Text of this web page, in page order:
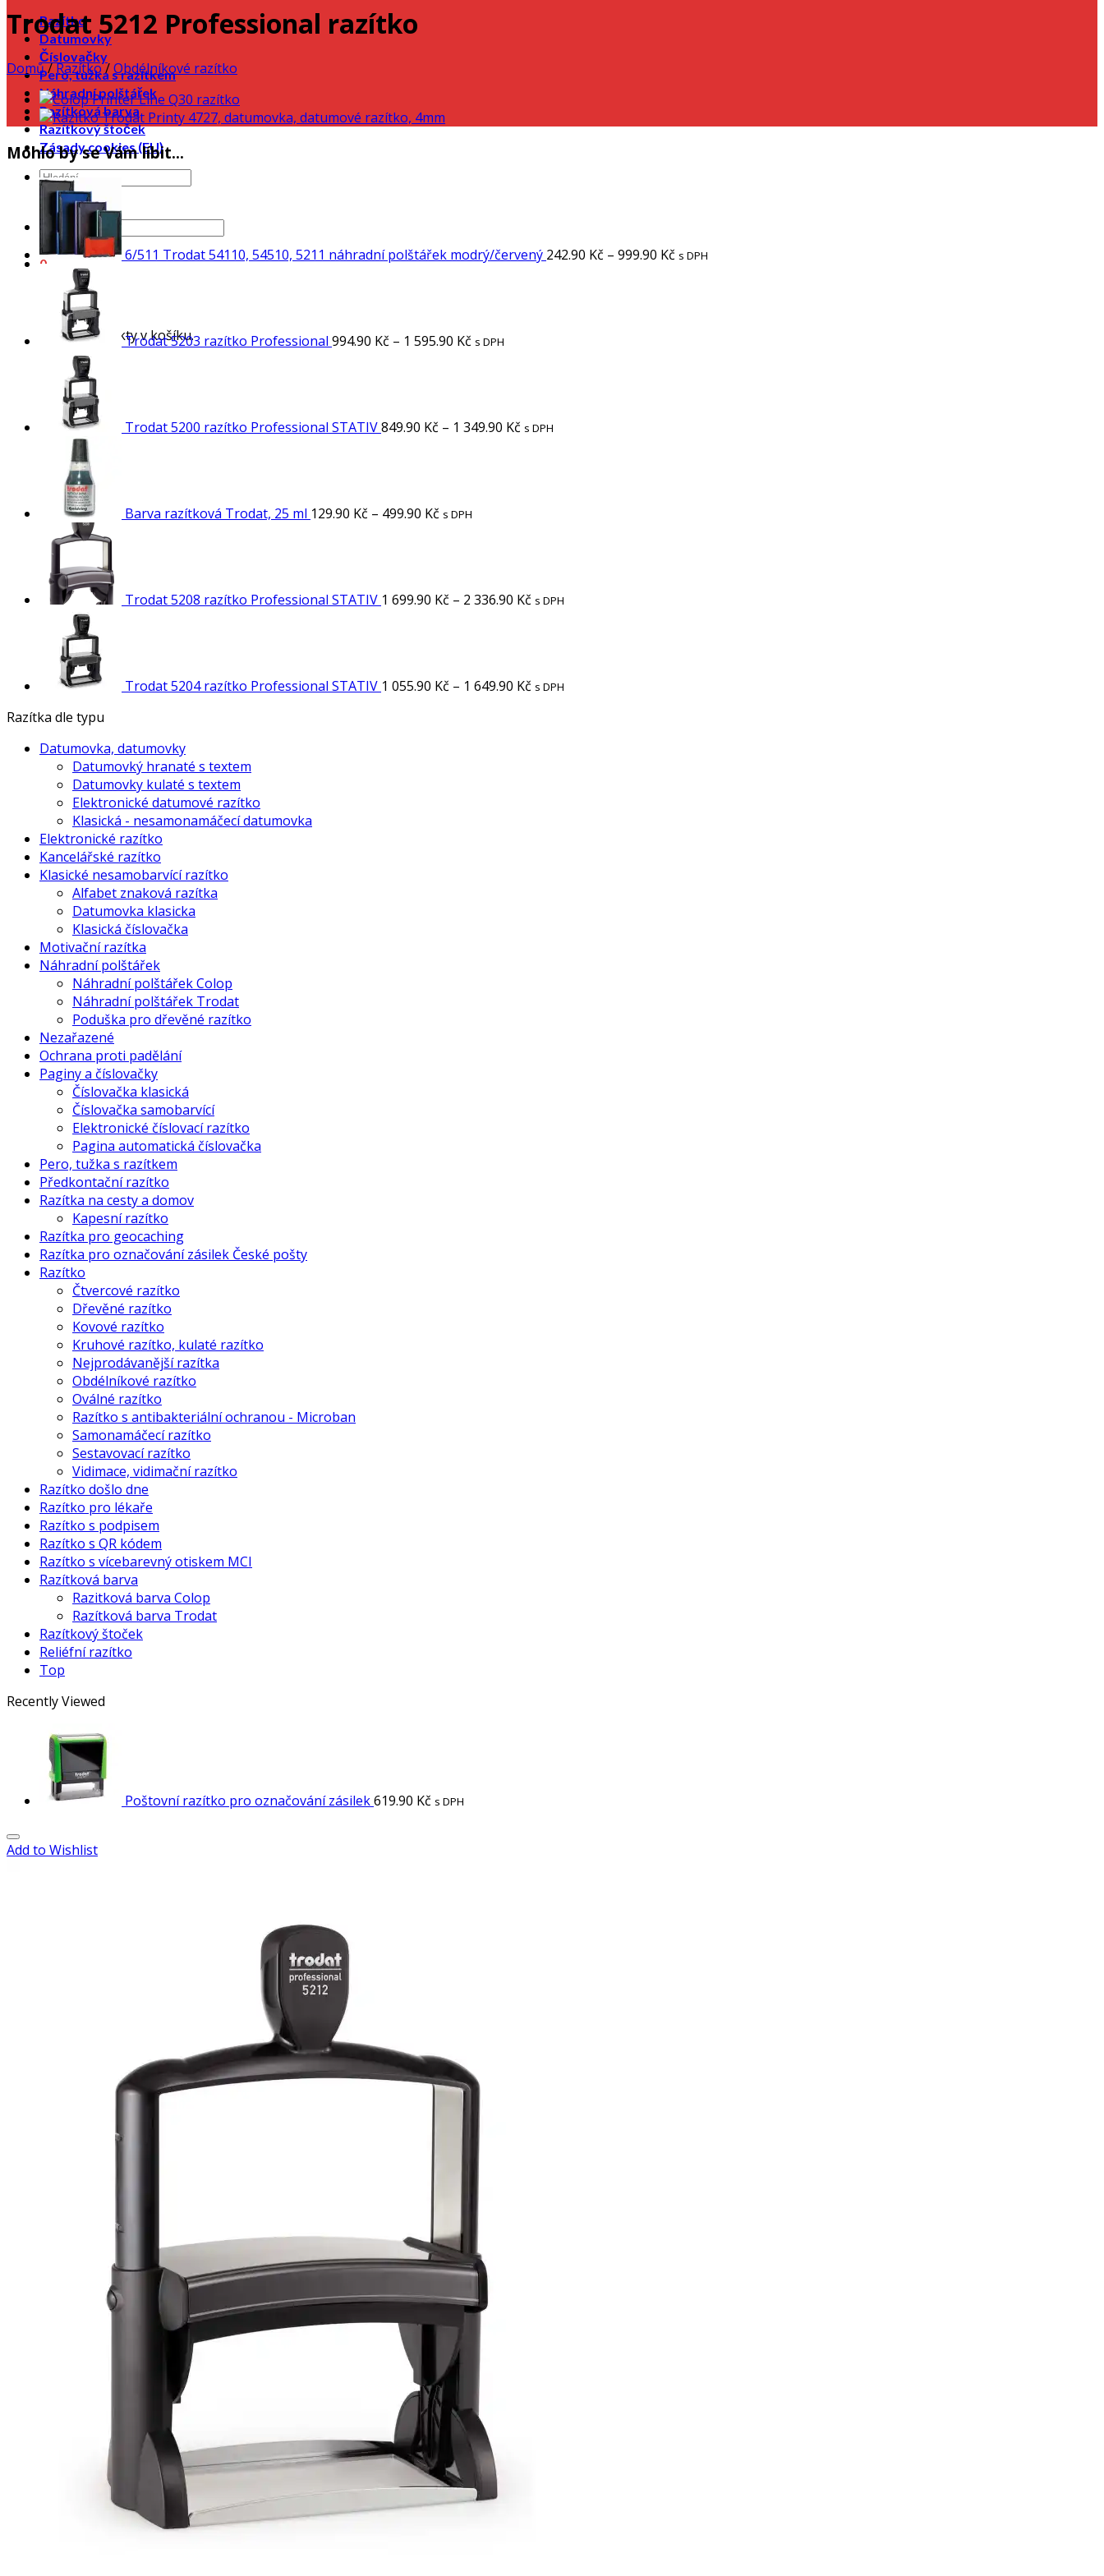
Razítko
Datumovky
Číslovačky
Pero, tužka s razítkem
Náhradní polštářek
Razítková barva
Razítkový štoček
Zásady cookies (EU)
0
Košík
Žádné produkty v košíku.
Trodat 5212 Professional razítko
Domů/Razítko /Obdélníkové razítko
Mohlo by se Vám líbit…
6/511 Trodat 54110, 54510, 5211 náhradní polštářek modrý/červený 242.90 Kč – 999.90 Kč s DPH
Trodat 5203 razítko Professional 994.90 Kč – 1 595.90 Kč s DPH
Trodat 5200 razítko Professional STATIV849.90 Kč – 1 349.90 Kč s DPH
Barva razítková Trodat, 25 ml 129.90 Kč – 499.90 Kč s DPH
Trodat 5208 razítko Professional STATIV 1 699.90 Kč – 2 336.90 Kč s DPH
Trodat 5204 razítko Professional STATIV 1 055.90 Kč – 1 649.90 Kč s DPH
Razítka dle typu
Datumovka, datumovky
Datumovký hranaté s textem
Datumovky kulaté s textem
Elektronické datumové razítko
Klasická - nesamonamáčecí datumovka
Elektronické razítko
Kancelářské razítko
Klasické nesamobarvící razítko
Alfabet znaková razítka
Datumovka klasicka
Klasická číslovačka
Motivační razítka
Náhradní polštářek
Náhradní polštářek Colop
Náhradní polštářek Trodat
Poduška pro dřevěné razítko
Nezařazené
Ochrana proti padělání
Paginy a číslovačky
Číslovačka klasická
Číslovačka samobarvící
Elektronické číslovací razítko
Pagina automatická číslovačka
Pero, tužka s razítkem
Předkontační razítko
Razítka na cesty a domov
Kapesní razítko
Razítka pro geocaching
Razítka pro označování zásilek České pošty
Razítko
Čtvercové razítko
Dřevěné razítko
Kovové razítko
Kruhové razítko, kulaté razítko
Nejprodávanější razítka
Obdélníkové razítko
Oválné razítko
Razítko s antibakteriální ochranou - Microban
Samonamáčecí razítko
Sestavovací razítko
Vidimace, vidimační razítko
Razítko došlo dne
Razítko pro lékaře
Razítko s podpisem
Razítko s QR kódem
Razítko s vícebarevný otiskem MCI
Razítková barva
Razitková barva Colop
Razítková barva Trodat
Razítkový štoček
Reliéfní razítko
Top
Recently Viewed
Poštovní razítko pro označování zásilek619.90 Kč s DPH
Add to Wishlist